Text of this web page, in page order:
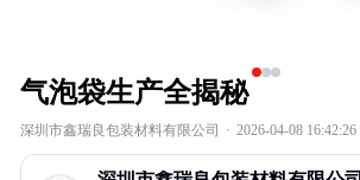
气泡袋生产全揭秘
深圳市鑫瑞良包装材料有限公司 · 2026-04-08 16:42:26